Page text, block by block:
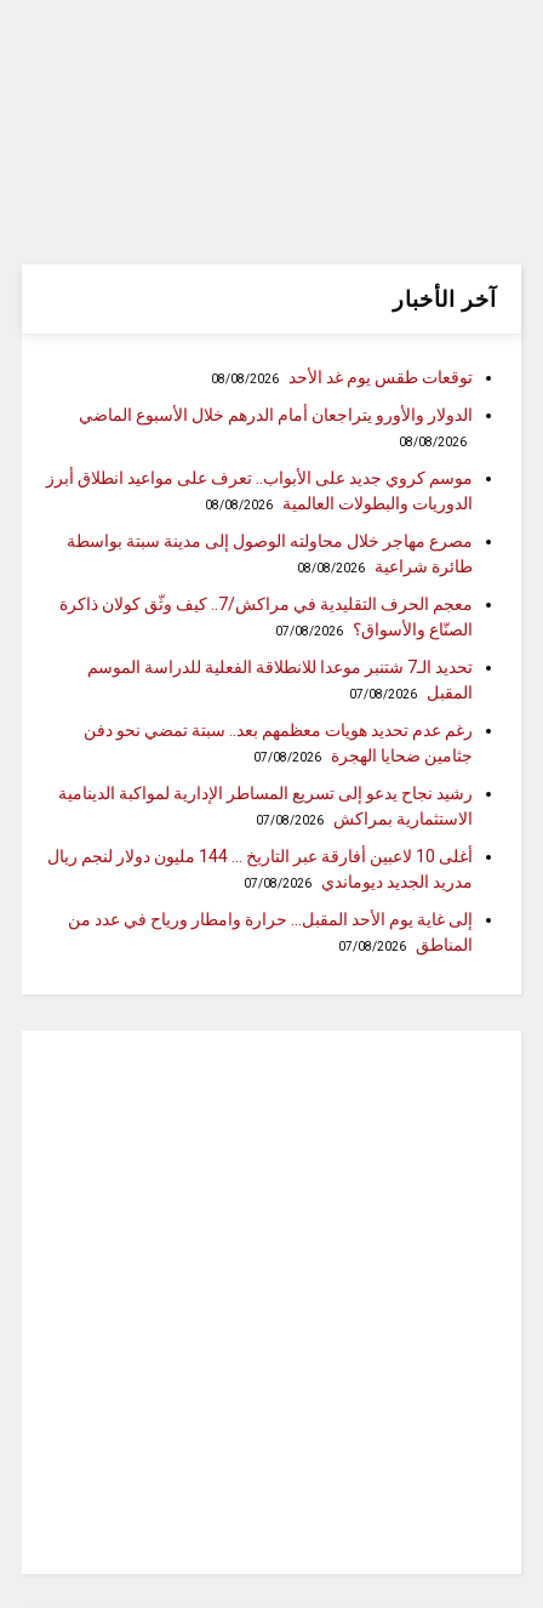
آخر الأخبار
توقعات طقس يوم غد الأحد 08/08/2026
الدولار والأورو يتراجعان أمام الدرهم خلال الأسبوع الماضي
08/08/2026
موسم كروي جديد على الأبواب.. تعرف على مواعيد انطلاق أبرز
الدوريات والبطولات العالمية
08/08/2026
مصرع مهاجر خلال محاولته الوصول إلى مدينة سبتة بواسطة
طائرة شراعية
08/08/2026
معجم الحرف التقليدية في مراكش/7.. كيف وثّق كولان ذاكرة
الصنّاع والأسواق؟
07/08/2026
تحديد الـ7 شتنبر موعدا للانطلاقة الفعلية للدراسة الموسم
المقبل
07/08/2026
رغم عدم تحديد هويات معظمهم بعد.. سبتة تمضي نحو دفن
جثامين ضحايا الهجرة
07/08/2026
رشيد نجاح يدعو إلى تسريع المساطر الإدارية لمواكبة الدينامية
الاستثمارية بمراكش
07/08/2026
أغلى 10 لاعبين أفارقة عبر التاريخ … 144 مليون دولار لنجم ريال
مدريد الجديد ديوماندي
07/08/2026
إلى غاية يوم الأحد المقبل… حرارة وامطار ورياح في عدد من
المناطق
07/08/2026